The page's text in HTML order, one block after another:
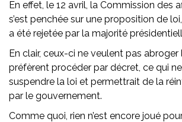
En effet, le 12 avril, la Commission des
s’est penchée sur une proposition de
a été rejetée par la majorité
En clair, ceux-ci ne veulent pas abroger
préfèrent procéder par décret, ce qui
suspendre la loi et permettrait de la
par le gouvernement.
Comme quoi, rien n’est encore joué